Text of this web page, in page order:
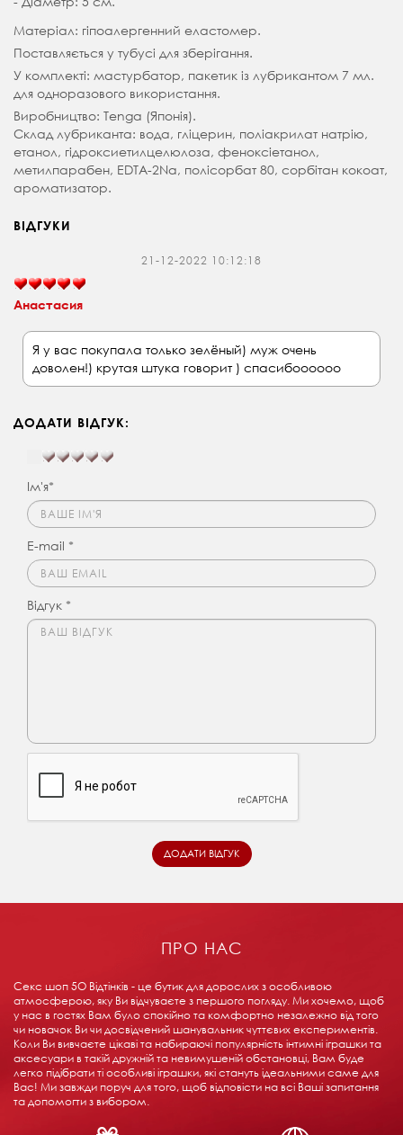
Матеріал: гіпоалергенний еластомер.
Поставляється у тубусі для зберігання.
У комплекті: мастурбатор, пакетик із лубрикантом 7 мл.
для одноразового використання.
Виробництво: Tenga (Японія).
Склад лубриканта: вода, гліцерин, поліакрилат натрію,
етанол, гідроксиетилцелюлоза, феноксіетанол,
метилпарабен, EDTA-2Na, полісорбат 80, сорбітан кокоат,
ароматизатор.
ВІДГУКИ
21-12-2022 10:12:18
Анастасия
Я у вас покупала только зелёный) муж очень
доволен!) крутая штука говорит ) спасибоооооо
ДОДАТИ ВІДГУК:
Ім'я*
E-mail *
Відгук *
ПРО НАС
Секс шоп 5О Відтінків - це бутик для дорослих з особливою
атмосферою, яку Ви відчуваєте з першого погляду. Ми хочемо, щоб
у нас в гостях Вам було спокійно та комфортно незалежно від того
чи новачок Ви чи досвідчений шанувальник чуттєвих експериментів.
Коли Ви вивчаєте цікаві та набираючі популярність інтимні іграшки та
аксесуари в такій дружній та невимушеній обстановці, Вам буде
легко підібрати ті особливі іграшки, які стануть ідеальними саме для
Вас! Ми завжди поруч для того, щоб відповісти на всі Ваші запитання
та допомогти з вибором.